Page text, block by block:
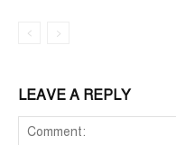
LEAVE A REPLY